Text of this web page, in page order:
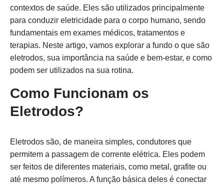
contextos de saúde. Eles são utilizados principalmente
para conduzir eletricidade para o corpo humano, sendo
fundamentais em exames médicos, tratamentos e
terapias. Neste artigo, vamos explorar a fundo o que são
eletrodos, sua importância na saúde e bem-estar, e como
podem ser utilizados na sua rotina.
Como Funcionam os
Eletrodos?
Eletrodos são, de maneira simples, condutores que
permitem a passagem de corrente elétrica. Eles podem
ser feitos de diferentes materiais, como metal, grafite ou
até mesmo polímeros. A função básica deles é conectar